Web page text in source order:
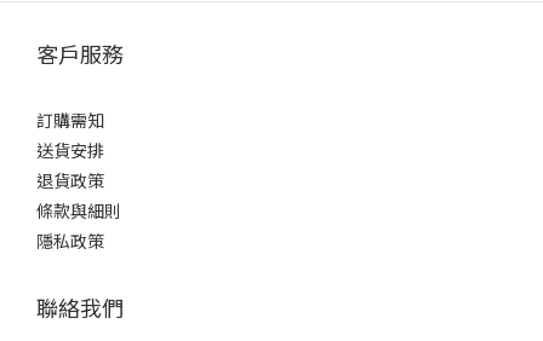
客戶服務
訂購需知
送貨安排
退貨政策
條款與細則
隱私政策
聯絡我們